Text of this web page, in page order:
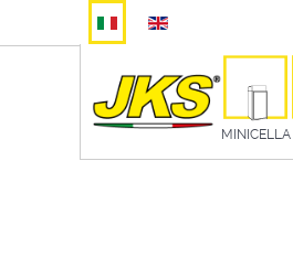
Seleziona la tua lingua
MINICELLA